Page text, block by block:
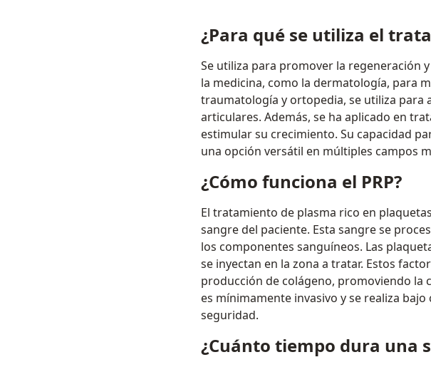
¿Para qué se utiliza el
Se utiliza para promover la regeneración
la medicina, como la dermatología, para
traumatología y ortopedia, se utiliza para
articulares. Además, se ha aplicado en
estimular su crecimiento. Su capacidad
una opción versátil en múltiples campos
¿Cómo funciona el PRP?
El tratamiento de plasma rico en
sangre del paciente. Esta sangre se
los componentes sanguíneos. Las
se inyectan en la zona a tratar. Estos
producción de colágeno, promoviendo la
es mínimamente invasivo y se realiza
seguridad.
¿Cuánto tiempo dura una